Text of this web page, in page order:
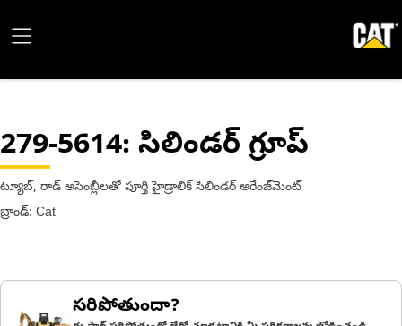
279-5614: సిలిండర్ గ్రూప్
ట్యూబ్, రాడ్ అసెంబ్లీలతో పూర్తి హైడ్రాలిక్ సిలిండర్ అరేంజ్‌మెంట్
బ్రాండ్: Cat
సరిపోతుందా?